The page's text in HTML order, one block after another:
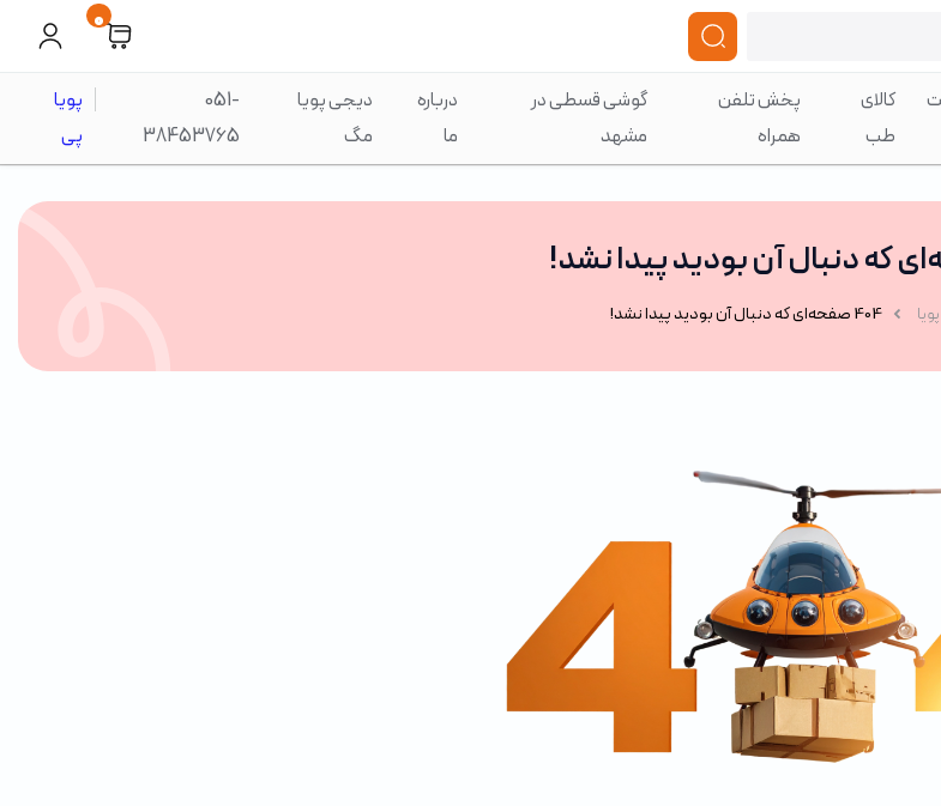
0
کالای
طب
پخش تلفن
همراه
گوشی قسطی در
مشهد
درباره
ما
دیجی پویا
مگ
051-
38453765
پویا
پی
404 صفحه‌ای که دنبال آن بودید پیدا نشد!